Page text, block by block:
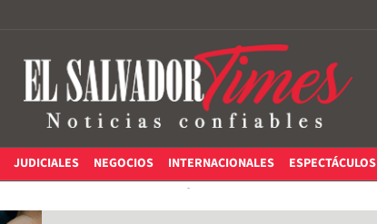
JUDICIALES NEGOCIOS INTERNACIONALES ESPECTÁCULOS